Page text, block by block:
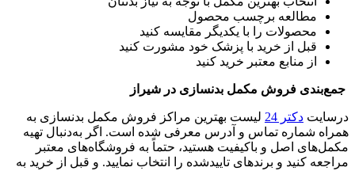
مطالعه برچسب محصول
محصولات را با یکدیگر مقایسه کنید
قبل از خرید با پزشک خود مشورت کنید
از منابع معتبر خرید کنید
جمع‌بندی فروش مکمل بدنسازی در شیراز
درسایت دکتر 24
لیست بهترین مراکز فروش مکمل بدنسازی به
همراه شماره تماس و آدرس معرفی شده است. اگر به‌دنبال تهیه
مکمل‌های اصل و باکیفیت هستید، حتماً به فروشگاه‌های معتبر
مراجعه کنید و برندهای تاییدشده را انتخاب نمایید. و قبل از خرید به